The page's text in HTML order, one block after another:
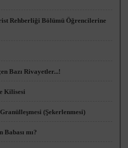
Rehberliği Bölümü Öğrencilerine
Bazı Rivayetler...!
Kilisesi
(Şekerlenmesi)
Babası mı?